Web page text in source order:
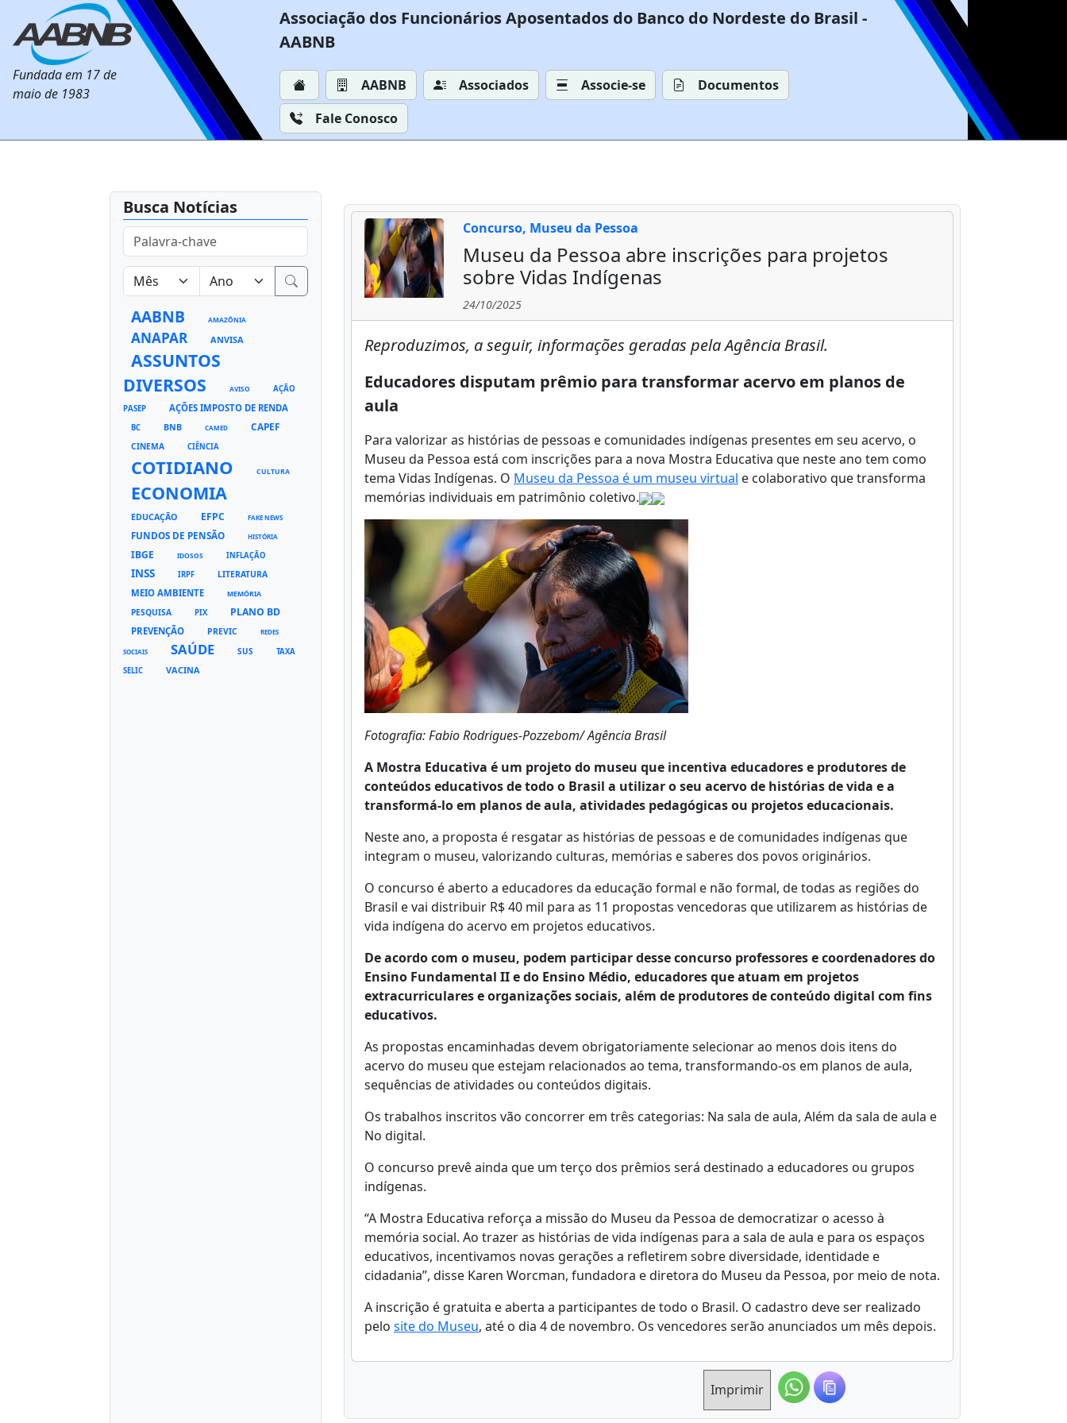
Fundada em 17 de
maio de 1983
Associação dos Funcionários Aposentados do Banco do Nordeste do Brasil -
AABNB
AABNB Associados Associe-se
Documentos
Fale Conosco
Busca Notícias
AABNB AMAZÔNIA
ANAPAR ANVISA
ASSUNTOS
DIVERSOS
AVISO
AÇÃO
PASEP
AÇÕES IMPOSTO DE RENDA
BC BNB CAMED CAPEF
CINEMA CIÊNCIA
COTIDIANO CULTURA
ECONOMIA
EDUCAÇÃO EFPC FAKE NEWS
FUNDOS DE PENSÃO HISTÓRIA
IBGE IDOSOS INFLAÇÃO
INSS IRPF LITERATURA
MEIO AMBIENTE MEMÓRIA
PESQUISA PIX PLANO BD
PREVENÇÃO PREVIC REDES
SOCIAIS SAÚDE SUS
TAXA
SELIC
VACINA
Concurso, Museu da Pessoa
Museu da Pessoa abre inscrições para projetos
sobre Vidas Indígenas
24/10/2025
Reproduzimos, a seguir, informações geradas pela Agência Brasil.
Educadores disputam prêmio para transformar acervo em planos de
aula
Para valorizar as histórias de pessoas e comunidades indígenas presentes em seu acervo, o
Museu da Pessoa está com inscrições para a nova Mostra Educativa que neste ano tem como
tema Vidas Indígenas. O Museu da Pessoa é um museu virtual e colaborativo que transforma
memórias individuais em patrimônio coletivo.
Fotografia: Fabio Rodrigues-Pozzebom/ Agência Brasil
A Mostra Educativa é um projeto do museu que incentiva educadores e produtores de
conteúdos educativos de todo o Brasil a utilizar o seu acervo de histórias de vida e a
transformá-lo em planos de aula, atividades pedagógicas ou projetos educacionais.
Neste ano, a proposta é resgatar as histórias de pessoas e de comunidades indígenas que
integram o museu, valorizando culturas, memórias e saberes dos povos originários.
O concurso é aberto a educadores da educação formal e não formal, de todas as regiões do
Brasil e vai distribuir R$ 40 mil para as 11 propostas vencedoras que utilizarem as histórias de
vida indígena do acervo em projetos educativos.
De acordo com o museu, podem participar desse concurso professores e coordenadores do
Ensino Fundamental II e do Ensino Médio, educadores que atuam em projetos
extracurriculares e organizações sociais, além de produtores de conteúdo digital com fins
educativos.
As propostas encaminhadas devem obrigatoriamente selecionar ao menos dois itens do
acervo do museu que estejam relacionados ao tema, transformando-os em planos de aula,
sequências de atividades ou conteúdos digitais.
Os trabalhos inscritos vão concorrer em três categorias: Na sala de aula, Além da sala de aula e
No digital.
O concurso prevê ainda que um terço dos prêmios será destinado a educadores ou grupos
indígenas.
“A Mostra Educativa reforça a missão do Museu da Pessoa de democratizar o acesso à
memória social. Ao trazer as histórias de vida indígenas para a sala de aula e para os espaços
educativos, incentivamos novas gerações a refletirem sobre diversidade, identidade e
cidadania”, disse Karen Worcman, fundadora e diretora do Museu da Pessoa, por meio de nota.
A inscrição é gratuita e aberta a participantes de todo o Brasil. O cadastro deve ser realizado
pelo site do Museu, até o dia 4 de novembro. Os vencedores serão anunciados um mês depois.
Imprimir